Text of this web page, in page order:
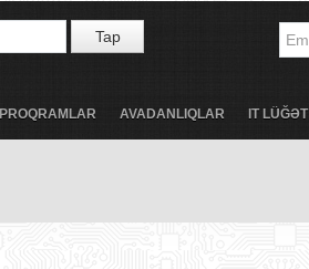
Tap
PROQRAMLAR AVADANLIQLAR IT LÜĞƏT